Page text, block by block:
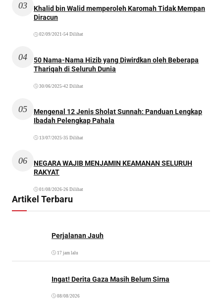
03
Khalid bin Walid memperoleh Karomah Tidak Mempan
Diracun
02/09/2021 •54 Dilihat
04
50 Nama-Nama Hizib yang Diwirdkan oleh Beberapa
Thariqah di Seluruh Dunia
30/06/2025 •42 Dilihat
05
Mengenal 12 Jenis Sholat Sunnah: Panduan Lengkap
Ibadah Pelengkap Pahala
13/07/2025 •35 Dilihat
06
NEGARA WAJIB MENJAMIN KEAMANAN SELURUH
RAKYAT
01/08/2026•26 Dilihat
Artikel Terbaru
Perjalanan Jauh
17 jam lalu
Ingat! Derita Gaza Masih Belum Sirna
08/08/2026